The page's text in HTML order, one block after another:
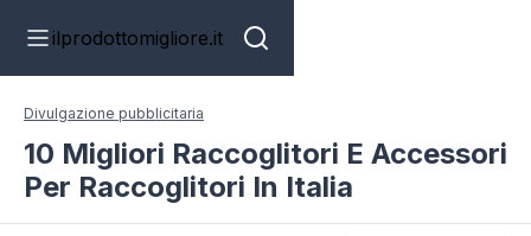
ilprodottomigliore.it
Divulgazione pubblicitaria
10 Migliori Raccoglitori E Accessori
Per Raccoglitori In Italia